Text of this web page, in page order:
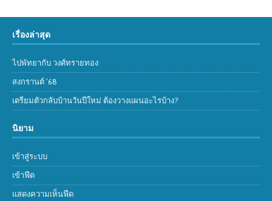
เรื่องล่าสุด
ไปพัทยากับ วงศ์ทรายทอง
สงกรานต์ ’68
เตรียมตัวกลับบ้านวันปีใหม่ ต้องวางแผนอะไรบ้าง?
นิยาม
เข้าสู่ระบบ
เข้าฟีด
แสดงความเห็นฟีด